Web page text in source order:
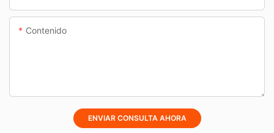
Contenido
ENVIAR CONSULTA AHORA